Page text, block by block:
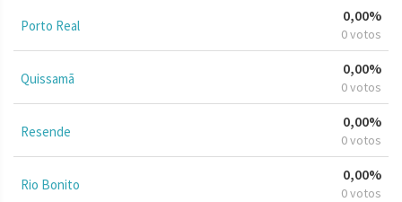
Porto Real
0,00%
0 votos
Quissamã
0,00%
0 votos
Resende
0,00%
0 votos
Rio Bonito
0,00%
0 votos